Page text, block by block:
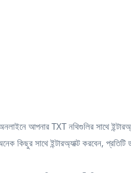
আপনার TXT নথিগুলির সাথে
সাথে ইন্টারঅ্যাক্ট করবেন, প্রতিটি